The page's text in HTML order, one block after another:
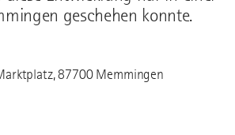
geschehen konnte.
87700 Memmingen